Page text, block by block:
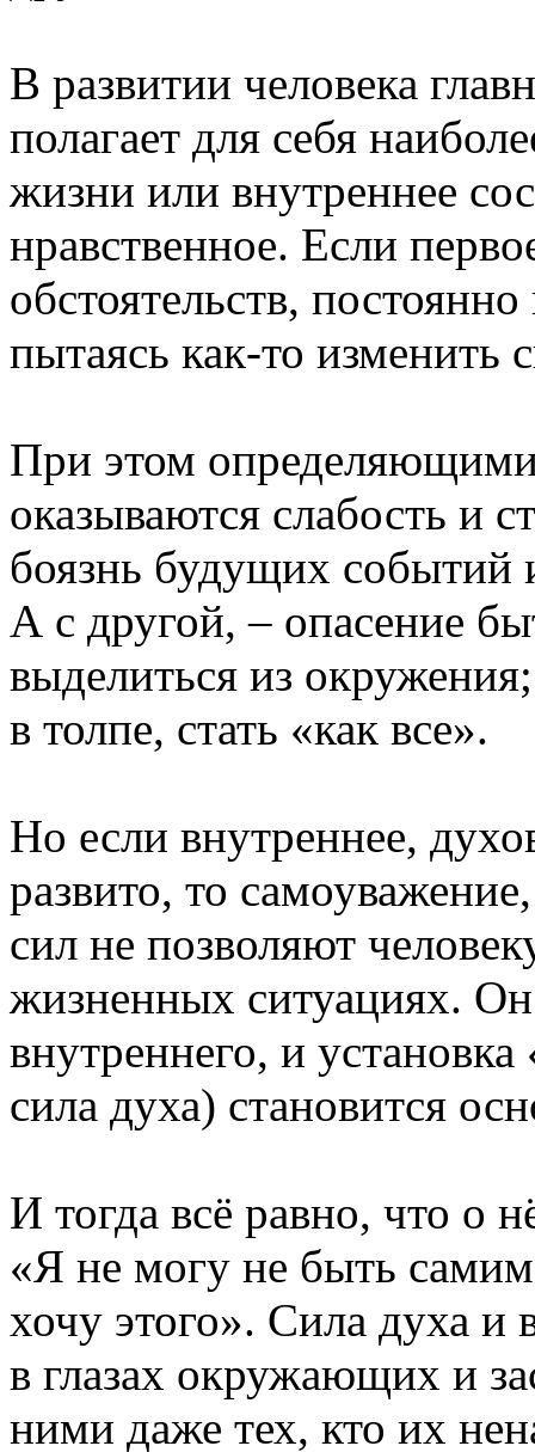
В развитии человека
полагает для себя
жизни или внутреннее
нравственное. Если
обстоятельств,
пытаясь как-то изменить
При этом
оказываются слабость и
боязнь будущих событий
А с другой, – опасение
выделиться из окружения;
в толпе, стать «как все».
Но если внутреннее,
развито, то
сил не позволяют
жизненных ситуациях. Он
внутреннего, и
сила духа) становится
И тогда всё равно, что о
«Я не могу не быть
хочу этого». Сила духа и
в глазах окружающих и
ними даже тех, кто их